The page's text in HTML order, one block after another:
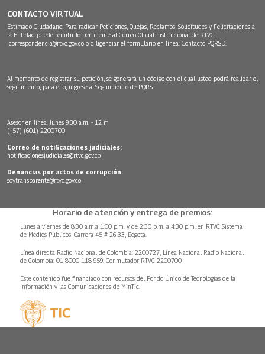
CONTACTO VIRTUAL
Estimado Ciudadano: Para radicar Peticiones, Quejas, Reclamos, Solicitudes y Felicitaciones a
la Entidad puede remitir lo pertinente al Correo Oficial Institucional de RTVC
correspondencia@rtvc.gov.co o diligenciar el formulario en línea: Contacto PQRSD.
Al momento de registrar su petición, se generará un código con el cual usted podrá realizar el
seguimiento, para ello, ingrese a: Seguimiento de PQRS
Asesor en línea: lunes 9:30 a.m. - 12 m
(+57) (601) 2200700
Correo de notificaciones judiciales:
notificacionesjudiciales@rtvc.gov.co
Denuncias por actos de corrupción:
soytransparente@rtvc.gov.co
Horario de atención y entrega de premios:
Lunes a viernes de 8:30 a.m.a 1:00 p.m. y de 2:30 p.m. a 4:30 p.m. en RTVC Sistema
de Medios Públicos, Carrera 45 # 26-33, Bogotá.
Línea directa Radio Nacional de Colombia: 2200727, Línea Nacional Radio Nacional
de Colombia: 01 8000 118 959. Conmutador RTVC 2200700
Este contenido fue financiado con recursos del Fondo Único de Tecnologías de la
Información y las Comunicaciones de MinTic.